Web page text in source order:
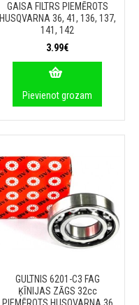
GAISA FILTRS PIEMĒROTS
HUSQVARNA 36, 41, 136, 137,
141, 142
3.99€
Pievienot grozam
GULTNIS 6201-C3 FAG
ĶĪNIJAS ZĀGS 32cc